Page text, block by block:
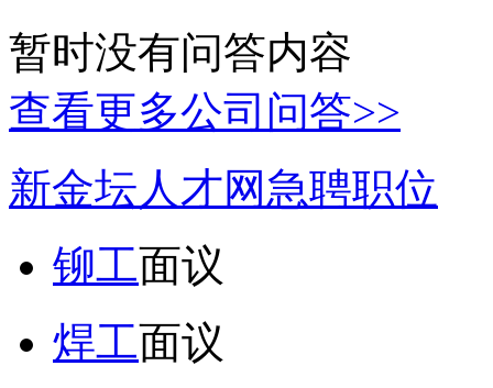
暂时没有问答内容
查看更多公司问答>>
新金坛人才网急聘职位
铆工面议
焊工面议